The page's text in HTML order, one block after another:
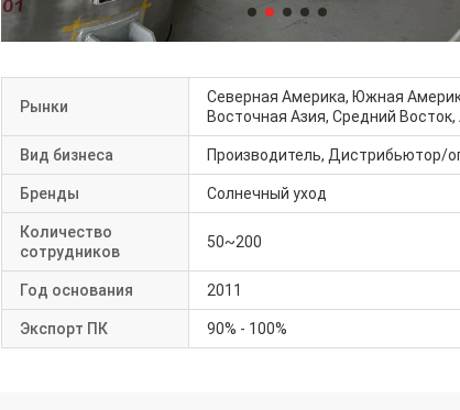
Рынки
Северная Америка, Южная
Восточная Азия, Средний
Вид бизнеса Производитель, Дистрибьютор/
Бренды Солнечный уход
Количество
сотрудников
50~200
Год основания 2011
Экспорт ПК 90% - 100%